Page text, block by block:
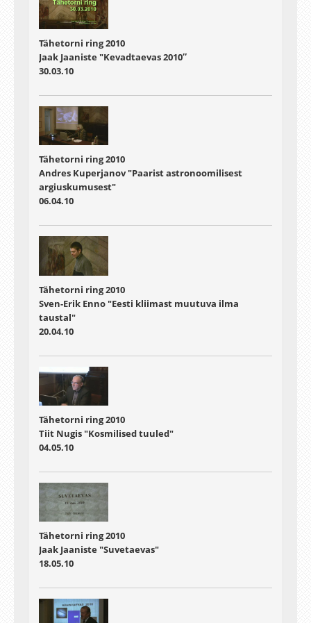
Tähetorni ring 2010
Jaak Jaaniste "Kevadtaevas 2010″
30.03.10
Tähetorni ring 2010
Andres Kuperjanov "Paarist astronoomilisest
argiuskumusest"
06.04.10
Tähetorni ring 2010
Sven-Erik Enno "Eesti kliimast muutuva ilma
taustal"
20.04.10
Tähetorni ring 2010
Tiit Nugis "Kosmilised tuuled"
04.05.10
Tähetorni ring 2010
Jaak Jaaniste "Suvetaevas"
18.05.10